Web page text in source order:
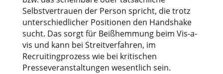
Selbstvertrauen der Person spricht, die trotz
unterschiedlicher Positionen den Handshake
sucht. Das sorgt für Beißhemmung beim Vis-a-
vis und kann bei Streitverfahren, im
Recruitingprozess wie bei kritischen
Presseveranstaltungen wesentlich sein.